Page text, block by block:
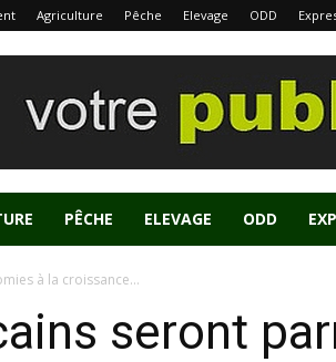
Agriculture Pêche Elevage ODD
PÊCHE ELEVAGE ODD
à la croissance...
seront